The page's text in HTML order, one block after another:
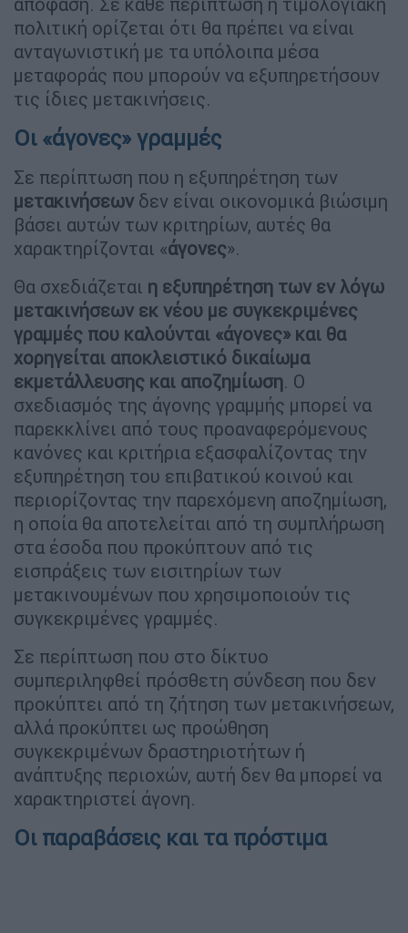
πολιτική ορίζεται ότι θα πρέπει να είναι
ανταγωνιστική με τα υπόλοιπα μέσα
μεταφοράς που μπορούν να εξυπηρετήσουν
τις ίδιες μετακινήσεις.
Οι «άγονες» γραμμές
Σε περίπτωση που η εξυπηρέτηση των
μετακινήσεων δεν είναι οικονομικά βιώσιμη
βάσει αυτών των κριτηρίων, αυτές θα
χαρακτηρίζονται «άγονες».
Θα σχεδιάζεται η εξυπηρέτηση των εν λόγω
μετακινήσεων εκ νέου με συγκεκριμένες
γραμμές που καλούνται «άγονες» και θα
χορηγείται αποκλειστικό δικαίωμα
εκμετάλλευσης και αποζημίωση. Ο
σχεδιασμός της άγονης γραμμής μπορεί να
παρεκκλίνει από τους προαναφερόμενους
κανόνες και κριτήρια εξασφαλίζοντας την
εξυπηρέτηση του επιβατικού κοινού και
περιορίζοντας την παρεχόμενη αποζημίωση,
η οποία θα αποτελείται από τη συμπλήρωση
στα έσοδα που προκύπτουν από τις
εισπράξεις των εισιτηρίων των
μετακινουμένων που χρησιμοποιούν τις
συγκεκριμένες γραμμές.
Σε περίπτωση που στο δίκτυο
συμπεριληφθεί πρόσθετη σύνδεση που δεν
προκύπτει από τη ζήτηση των μετακινήσεων,
αλλά προκύπτει ως προώθηση
συγκεκριμένων δραστηριοτήτων ή
ανάπτυξης περιοχών, αυτή δεν θα μπορεί να
χαρακτηριστεί άγονη.
Οι παραβάσεις και τα πρόστιμα